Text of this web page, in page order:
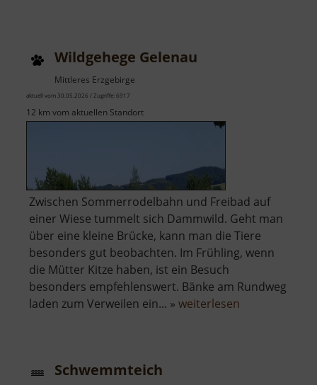
Wildgehege Gelenau
Mittleres Erzgebirge
aktuell vom 30.05.2026 / Zugriffe: 6917
12 km vom aktuellen Standort
Zwischen Sommerrodelbahn und Freibad auf
einer Wiese tummelt sich Dammwild. Geht man
über eine kleine Brücke, kann man die Tiere
besonders gut beobachten. Im Frühling, wenn
die Mütter Kitze haben, ist ein Besuch
besonders empfehlenswert. Bänke am Rundweg
laden zum Verweilen ein... » weiterlesen
Schwemmteich